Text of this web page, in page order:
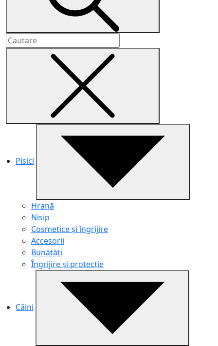
Pisici
Hrană
Nisip
Cosmetice și îngrijire
Accesorii
Bunătăți
Îngrijire și protecție
Câini